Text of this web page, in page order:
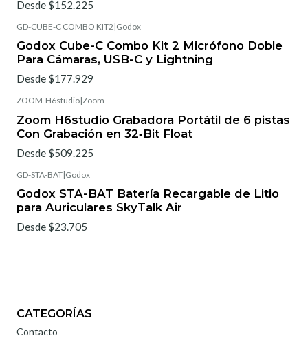
Desde $152.225
GD-CUBE-C COMBO KIT2 |Godox
Godox Cube-C Combo Kit 2 Micrófono Doble
Para Cámaras, USB-C y Lightning
Desde $177.929
ZOOM-H6studio|Zoom
Zoom H6studio Grabadora Portátil de 6 pistas
Con Grabación en 32‑Bit Float
Desde $509.225
GD-STA-BAT|Godox
Godox STA-BAT Batería Recargable de Litio
para Auriculares SkyTalk Air
Desde $23.705
CATEGORÍAS
Contacto